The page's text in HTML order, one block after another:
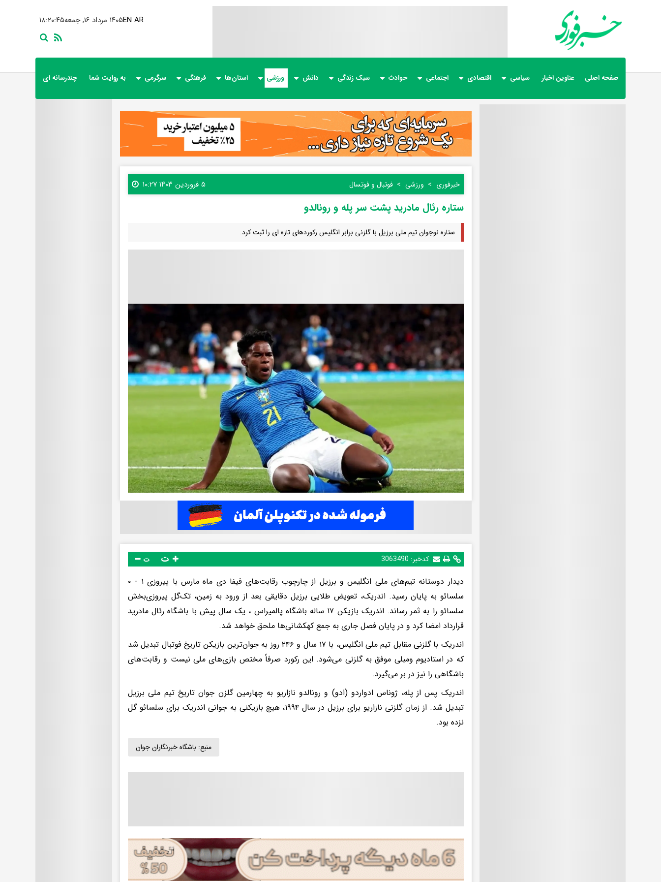
۱۸:۲۰:۴۶ ۱۴۰۵ مرداد ۱۶, جمعهEN AR
صفحه اصلی عناوین اخبار سیاسی اقتصادی اجتماعی حوادث سبک زندگی دانش ورزشی استان‌ها فرهنگی سرگرمی به روایت شما چندرسانه ای
خبرفوری ورزشی فوتبال و فوتسال ۵ فروردین ۱۴۰۳ ۱۰:۲۷
ستاره رئال مادرید پشت سر پله و رونالدو
ستاره نوجوان تیم ملی برزیل با گلزنی برابر انگلیس رکوردهای تازه ای را ثبت کرد.
کدخبر: 3063490 ت
دیدار دوستانه تیم‌های ملی انگلیس و برزیل از چارچوب رقابت‌های فیفا دی ماه مارس با پیروزی ۱ - ۰
سلسائو به پایان رسید. اندریک، تعویض طلایی برزیل دقایقی بعد از ورود به زمین، تک‌گل پیروزی‌بخش
سلسائو را به ثمر رساند. اندریک بازیکن ۱۷ ساله باشگاه پالمیراس ، یک سال پیش با باشگاه رئال مادرید
قرارداد امضا کرد و در پایان فصل جاری به جمع کهکشانی‌ها ملحق خواهد شد.
اندریک با گلزنی مقابل تیم ملی انگلیس، با ۱۷ سال و ۲۴۶ روز به جوان‌ترین بازیکن تاریخ فوتبال تبدیل شد
که در استادیوم ومبلی موفق به گلزنی می‌شود. این رکورد صرفاً مختص بازی‌های ملی نیست و رقابت‌های
باشگاهی را نیز در بر می‌گیرد.
اندریک پس از پله، ژوناس ادواردو (ادو) و رونالدو نازاریو به چهارمین گلزن جوان تاریخ تیم ملی برزیل
تبدیل شد. از زمان گلزنی نازاریو برای برزیل در سال ۱۹۹۴، هیچ بازیکنی به جوانی اندریک برای سلسائو گل
نزده بود.
منبع: باشگاه خبرنگاران جوان